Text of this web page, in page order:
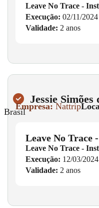
Leave No Trace -
Execução: 02/11/2024
Validade: 2 anos
Jessie Simões
Empresa: Nattrip
Brasil
Leave No Trace
Leave No Trace -
Execução: 12/03/2024
Validade: 2 anos